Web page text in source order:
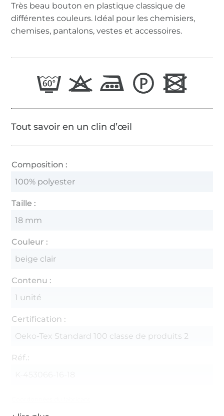
Très beau bouton en plastique classique de
différentes couleurs. Idéal pour les chemisiers,
chemises, pantalons, vestes et accessoires.
Tout savoir en un clin d’œil
Composition :
100% polyester
Taille :
18 mm
Couleur :
beige clair
Contenu :
1 unité
Certification :
Oeko-Tex Standard 100 classe de produits 2
Réf.: